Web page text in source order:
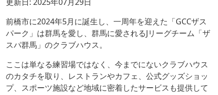
前橋市に2024年5月に誕生し、一周年を迎えた「GCCザス
パーク」は群馬を愛し、群馬に愛されるJリーグチーム「ザ
スパ群馬」のクラブハウス。
ここは単なる練習場ではなく、今までにないクラブハウス
のカタチを取り、レストランやカフェ、公式グッズショッ
プ、スポーツ施設など地域に密着したサービスも提供して